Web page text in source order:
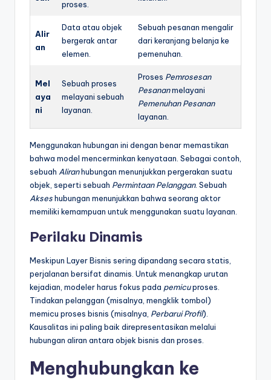
proses.
Alir
an
Data atau objek
bergerak antar
elemen.
Sebuah pesanan mengalir
dari keranjang belanja ke
pemenuhan.
Mel
aya
ni
Sebuah proses
melayani sebuah
layanan.
Proses Pemrosesan
Pesananmelayani
Pemenuhan Pesanan
layanan.
Menggunakan hubungan ini dengan benar memastikan
bahwa model mencerminkan kenyataan. Sebagai contoh,
sebuah Aliranhubungan menunjukkan pergerakan suatu
objek, seperti sebuah Permintaan Pelanggan. Sebuah
Akseshubungan menunjukkan bahwa seorang aktor
memiliki kemampuan untuk menggunakan suatu layanan.
Perilaku Dinamis
Meskipun Layer Bisnis sering dipandang secara statis,
perjalanan bersifat dinamis. Untuk menangkap urutan
kejadian, modeler harus fokus pada pemicuproses.
Tindakan pelanggan (misalnya, mengklik tombol)
memicu proses bisnis (misalnya, Perbarui Profil).
Kausalitas ini paling baik direpresentasikan melalui
hubungan aliran antara objek bisnis dan proses.
Menghubungkan ke